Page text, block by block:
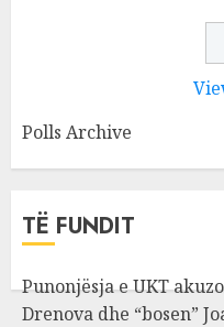
Polls Archive
TË FUNDIT
Punonjësja e UKT
Drenova dhe “bosen”